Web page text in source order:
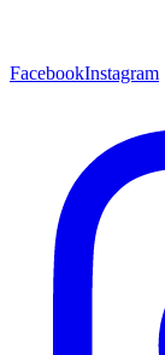
FacebookInstagram